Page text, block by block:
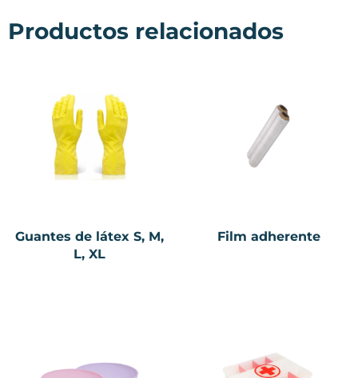
Productos relacionados
Guantes de látex S, M,
L, XL
Film adherente